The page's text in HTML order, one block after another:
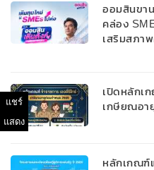
แชร์
แสดง
ออมสินขา
คล่อง
เสริมสภา
ลบ.สนับส
เปิดหลักเ
เกษียณอา
หลักเกณฑ์